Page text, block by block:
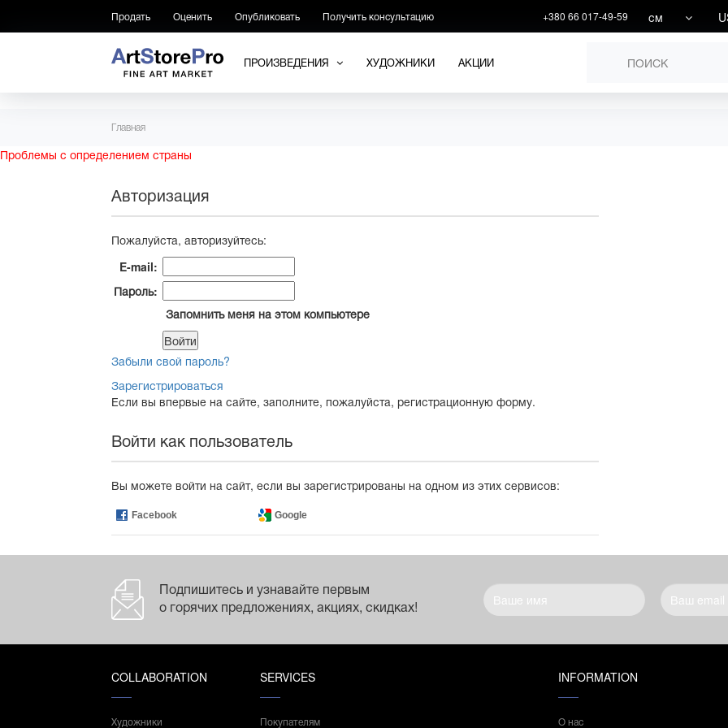
Продать Оценить Опубликовать Получить консультацию +380 66 017-49-59 см
ПРОИЗВЕДЕНИЯ ХУДОЖНИКИ АКЦИИ
Главная
Проблемы с определением страны
Авторизация
Пожалуйста, авторизуйтесь:
E-mail:
Пароль:
Запомнить меня на этом компьютере
Забыли свой пароль?
Зарегистрироваться
Если вы впервые на сайте, заполните, пожалуйста, регистрационную форму.
Войти как пользователь
Вы можете войти на сайт, если вы зарегистрированы на одном из этих сервисов:
Facebook Google
Подпишитесь и узнавайте первым
о горячих предложениях, акциях, скидках!
COLLABORATION
Художники
SERVICES
Покупателям
INFORMATION
О нас